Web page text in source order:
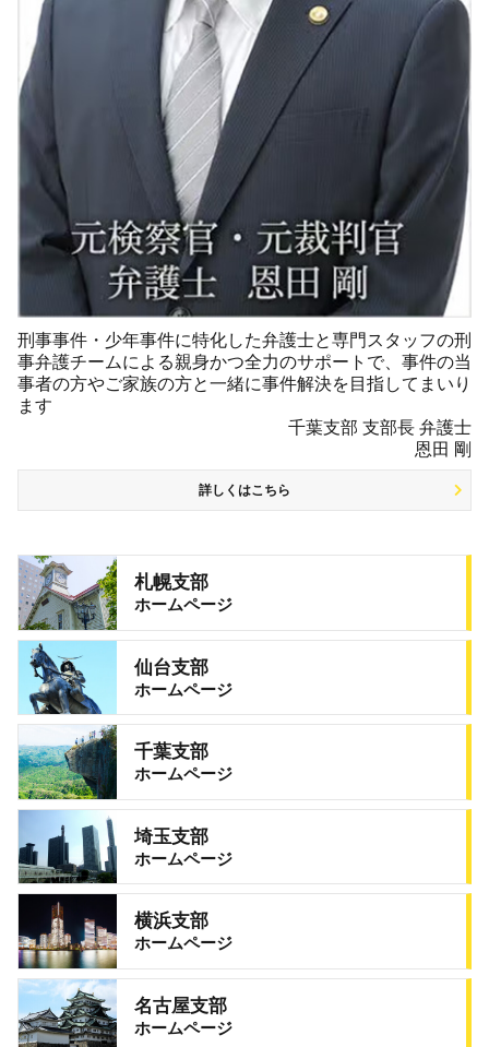
刑事事件・少年事件に特化した弁護士と専門スタッフの刑
事弁護チームによる親身かつ全力のサポートで、事件の当
事者の方やご家族の方と一緒に事件解決を目指してまいり
ます
千葉支部 支部長 弁護士
恩田 剛
詳しくはこちら
札幌支部
ホームページ
仙台支部
ホームページ
千葉支部
ホームページ
埼玉支部
ホームページ
横浜支部
ホームページ
名古屋支部
ホームページ